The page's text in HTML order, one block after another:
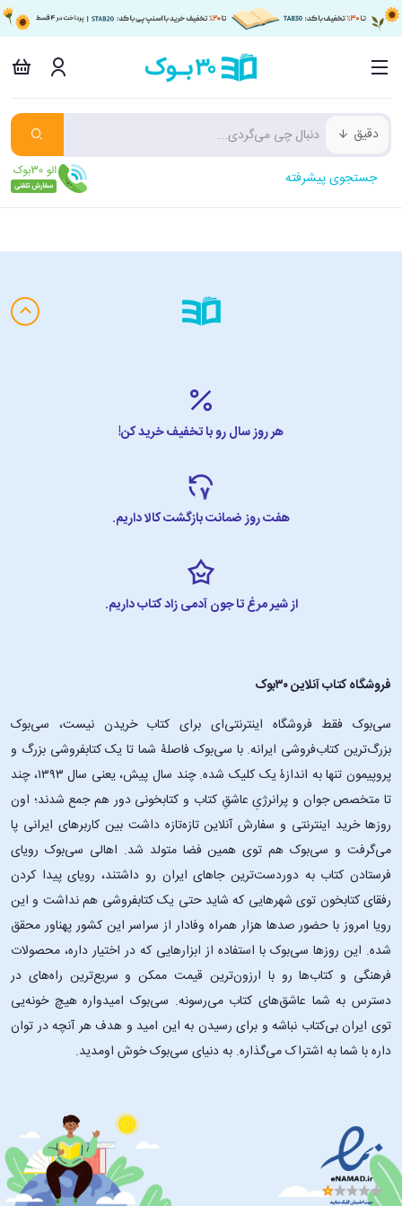
دقیق
جستجوی پیشرفته
هر روز سال رو با تخفیف خرید کن!
هفت روز ضمانت بازگشت کالا داریم.
از شیر مرغ تا جون آدمی زاد کتاب داریم.
فروشگاه کتاب آنلاین ۳۰بوک
سی‌بوک فقط فروشگاه اینترنتی‌ای برای کتاب خریدن نیست، سی‌بوک
بزرگ‌ترین کتاب‌فروشی ایرانه. با سی‌بوک فاصلۀ شما تا یک کتابفروشی بزرگ و
پروپیمون تنها به اندازۀ یک کلیک شده. چند سال پیش، یعنی سال ۱۳۹۳، چند
تا متخصص جوان و پرانرژیِ عاشقِ کتاب و کتابخونی دور هم جمع شدند؛ اون‌
روزها خرید اینترنتی و سفارش آنلاین تازه‌تازه داشت بین کاربرهای ایرانی پا
می‌گرفت و سی‌بوک هم توی همین فضا متولد شد. اهالی سی‌بوک رویای
فرستادن کتاب به دوردست‌ترین جاهای ایران رو داشتند، رویای پیدا کردن
رفقای کتابخون توی شهرهایی که شاید حتی یک کتابفروشی هم نداشت و این
رویا امروز با حضور صدها هزار همراه وفادار از سراسر این کشور پهناور محقق
شده. این ‌روزها سی‌بوک با استفاده از ابزارهایی که در اختیار داره، محصولات
فرهنگی و کتاب‌ها رو با ارزون‌ترین قیمت ممکن و سریع‌ترین راه‌های در
دسترس به شما عاشق‌های کتاب می‌رسونه. سی‌بوک امیدواره هیچ خونه‌یی
توی ایران بی‌کتاب نباشه و برای رسیدن به این امید و هدف هر آنچه در توان
داره با شما به اشتراک می‌گذاره. به دنیای سی‌بوک خوش اومدید.